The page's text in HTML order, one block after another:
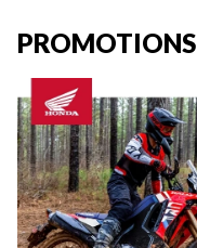
PROMOTIONS